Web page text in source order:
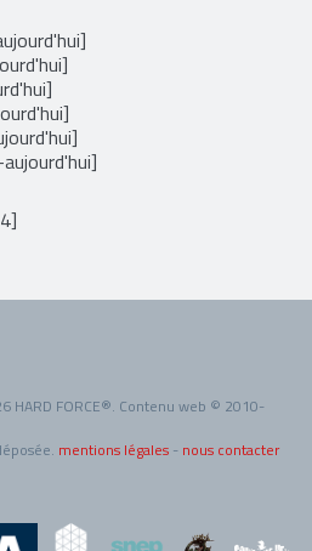
HARD FORCE®. Contenu web © 2010-
mentions légales - nous contacter